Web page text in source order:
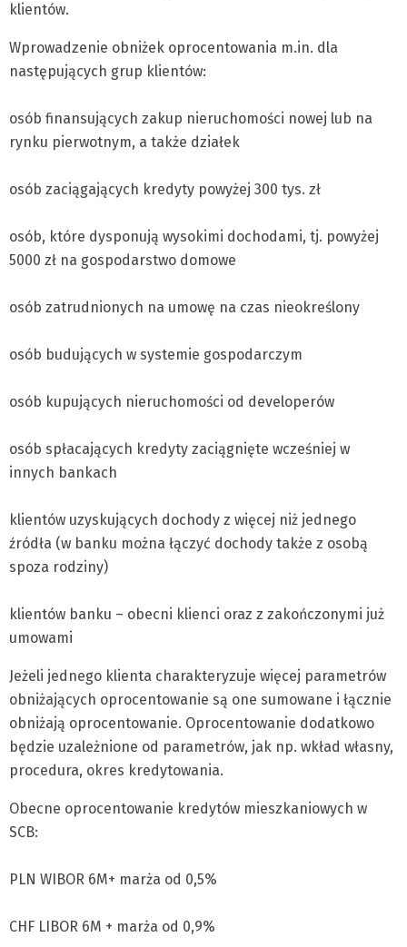
klientów.
Wprowadzenie obniżek oprocentowania m.in. dla
następujących grup klientów:
osób finansujących zakup nieruchomości nowej lub na
rynku pierwotnym, a także działek
osób zaciągających kredyty powyżej 300 tys. zł
osób, które dysponują wysokimi dochodami, tj. powyżej
5000 zł na gospodarstwo domowe
osób zatrudnionych na umowę na czas nieokreślony
osób budujących w systemie gospodarczym
osób kupujących nieruchomości od developerów
osób spłacających kredyty zaciągnięte wcześniej w
innych bankach
klientów uzyskujących dochody z więcej niż jednego
źródła (w banku można łączyć dochody także z osobą
spoza rodziny)
klientów banku – obecni klienci oraz z zakończonymi już
umowami
Jeżeli jednego klienta charakteryzuje więcej parametrów
obniżających oprocentowanie są one sumowane i łącznie
obniżają oprocentowanie. Oprocentowanie dodatkowo
będzie uzależnione od parametrów, jak np. wkład własny,
procedura, okres kredytowania.
Obecne oprocentowanie kredytów mieszkaniowych w
SCB:
PLN WIBOR 6M+ marża od 0,5%
CHF LIBOR 6M + marża od 0,9%